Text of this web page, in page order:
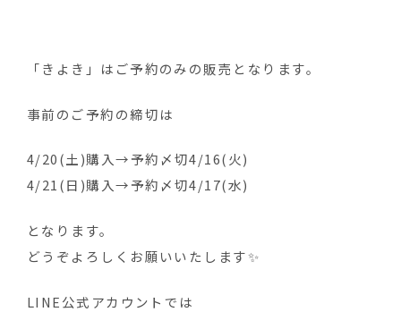
「きよき」はご予約のみの販売となります。
事前のご予約の締切は
4/20(土)購入→予約〆切4/16(火)
4/21(日)購入→予約〆切4/17(水)
となります。
どうぞよろしくお願いいたします✨
LINE公式アカウントでは